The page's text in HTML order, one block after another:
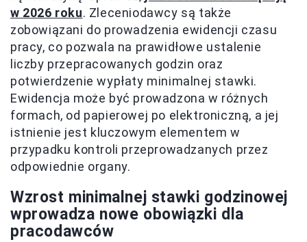
w 2026 roku. Zleceniodawcy są także
zobowiązani do prowadzenia ewidencji czasu
pracy, co pozwala na prawidłowe ustalenie
liczby przepracowanych godzin oraz
potwierdzenie wypłaty minimalnej stawki.
Ewidencja może być prowadzona w różnych
formach, od papierowej po elektroniczną, a jej
istnienie jest kluczowym elementem w
przypadku kontroli przeprowadzanych przez
odpowiednie organy.
Wzrost minimalnej stawki godzinowej
wprowadza nowe obowiązki dla
pracodawców